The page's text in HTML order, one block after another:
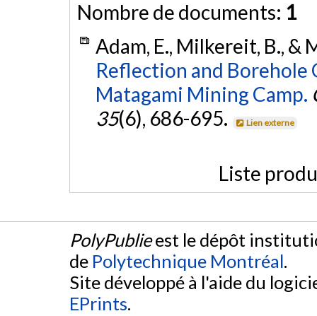
Nombre de documents: 1
Adam, E., Milkereit, B., &
Reflection and Borehole
Matagami Mining Camp.
35(6), 686-695. Lien externe
Liste
PolyPublieest le dépôt
de Polytechnique Montréal.
Site développé à l'aide du
EPrints.